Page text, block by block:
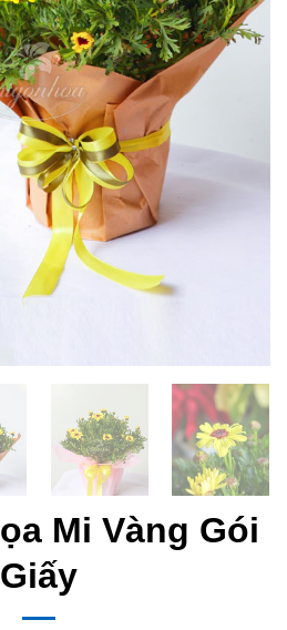
Mi Vàng Gói
Giấy